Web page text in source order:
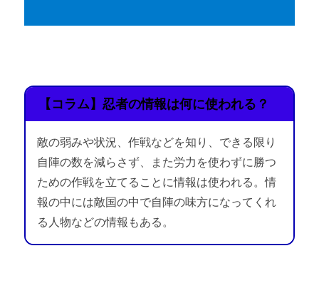
【コラム】忍者の情報は何に使われる？
敵の弱みや状況、作戦などを知り、できる限り
自陣の数を減らさず、また労力を使わずに勝つ
ための作戦を立てることに情報は使われる。情
報の中には敵国の中で自陣の味方になってくれ
る人物などの情報もある。